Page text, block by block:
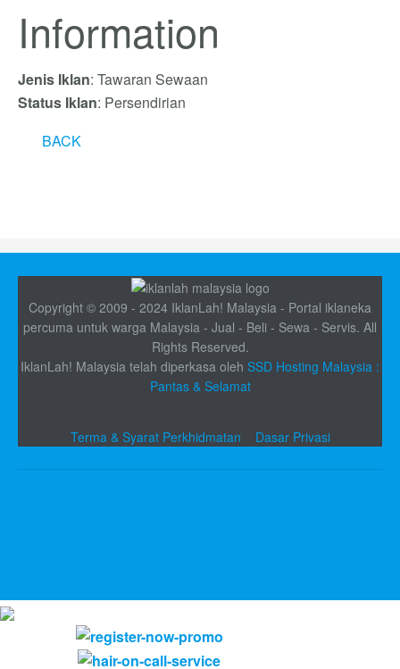
Information
Jenis Iklan: Tawaran Sewaan
Status Iklan: Persendirian
BACK
Copyright © 2009 - 2024 IklanLah! Malaysia - Portal iklaneka
percuma untuk warga Malaysia - Jual - Beli - Sewa - Servis. All
Rights Reserved.
IklanLah! Malaysia telah diperkasa oleh SSD Hosting Malaysia :
Pantas & Selamat
Terma & Syarat Perkhidmatan Dasar Privasi